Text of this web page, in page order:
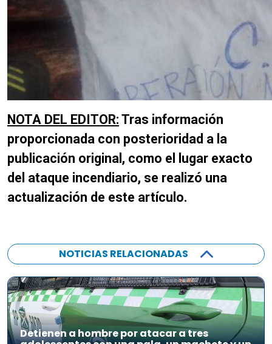
NOTA DEL EDITOR: Tras información
proporcionada con posterioridad a la
publicación original, como el lugar exacto
del ataque incendiario, se realizó una
actualización de este artículo.
NOTICIAS RELACIONADAS
Detienen a hombre por atacar a tres